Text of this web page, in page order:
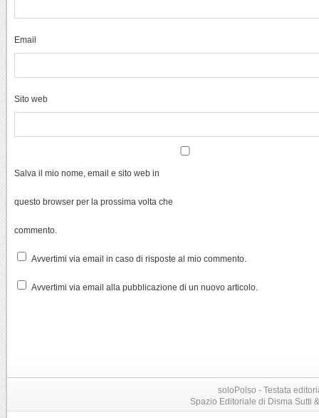
Email
Sito web
Salva il mio nome, email e sito web in
questo browser per la prossima volta che
commento.
Avvertimi via email in caso di risposte al mio commento.
Avvertimi via email alla pubblicazione di un nuovo articolo.
soloPolso - Testata
Spazio Editoriale di Disma Sutti